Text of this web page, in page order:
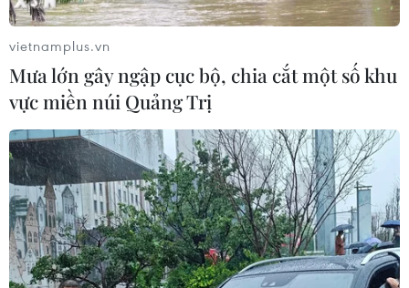
24/12/2016 12:28
Văn phòng của Tổng thống Palestine Mahmoud Abbas
khẳng định việc thông qua nghị quyết trên là "đòn
giáng mạnh" đối với chính sách của Israel.
vietnamplus.vn
Mưa lớn gây ngập cục bộ, chia cắt một số khu
vực miền núi Quảng Trị